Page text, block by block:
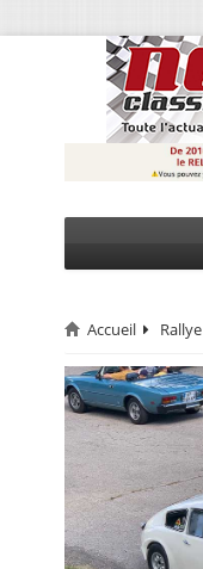
CIRCUIT
RALLYE
MONTAGNE
EVÈNEMENTS
CALENDRIER
Accueil Rallye